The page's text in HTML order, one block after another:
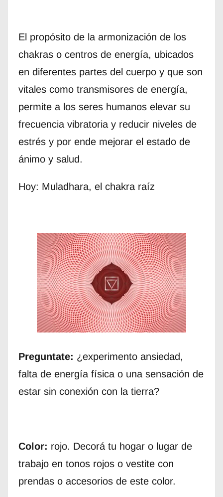
El propósito de la armonización de los
chakras o centros de energía, ubicados
en diferentes partes del cuerpo y que son
vitales como transmisores de energía,
permite a los seres humanos elevar su
frecuencia vibratoria y reducir niveles de
estrés y por ende mejorar el estado de
ánimo y salud.
Hoy: Muladhara, el chakra raíz
Preguntate: ¿experimento ansiedad,
falta de energía física o una sensación de
estar sin conexión con la tierra?
Color: rojo. Decorá tu hogar o lugar de
trabajo en tonos rojos o vestite con
prendas o accesorios de este color.